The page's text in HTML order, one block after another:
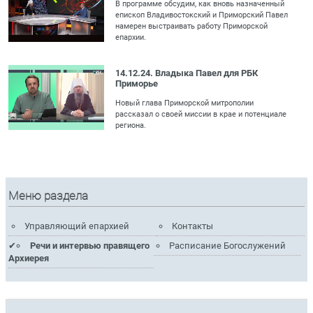
В программе обсудим, как вновь назначенный
епископ Владивостокский и Приморский Павел
намерен выстраивать работу Приморской
епархии.
14.12.24. Владыка Павел для РБК
Приморье
Новый глава Приморской митрополии
рассказал о своей миссии в крае и потенциале
региона.
Меню раздела
Управляющий епархией
Контакты
Речи и интервью правящего
Архиерея
Расписание Богослужений